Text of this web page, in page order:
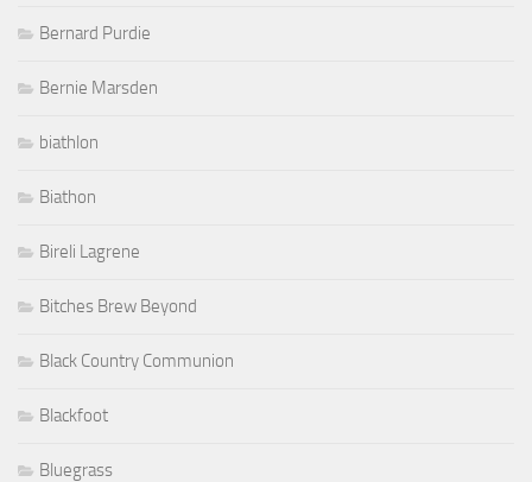
Bernard Purdie
Bernie Marsden
biathlon
Biathon
Bireli Lagrene
Bitches Brew Beyond
Black Country Communion
Blackfoot
Bluegrass